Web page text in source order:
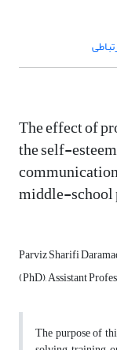
The effect of
the self-
middle-
Parviz Sharifi
(PhD), Assistant
The purpose of